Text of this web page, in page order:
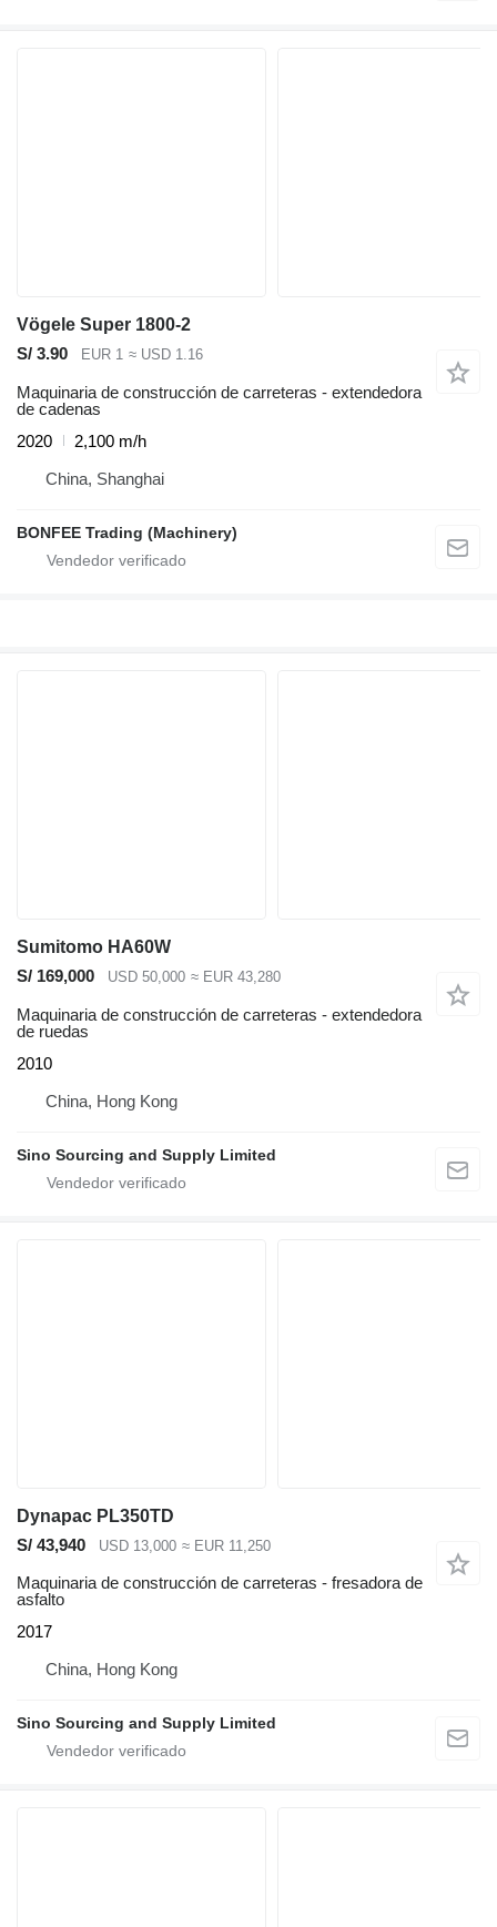
Vögele Super 1800-2
S/ 3.90
EUR 1 ≈ USD 1.16
Maquinaria de construcción de carreteras - extendedora
de cadenas
2020
2,100 m/h
China, Shanghai
BONFEE Trading (Machinery)
Sumitomo HA60W
S/ 169,000
USD 50,000 ≈ EUR 43,280
Maquinaria de construcción de carreteras - extendedora
de ruedas
2010
China, Hong Kong
Sino Sourcing and Supply Limited
Dynapac PL350TD
S/ 43,940
USD 13,000 ≈ EUR 11,250
Maquinaria de construcción de carreteras - fresadora de
asfalto
2017
China, Hong Kong
Sino Sourcing and Supply Limited